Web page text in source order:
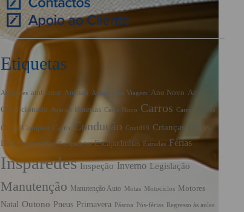
Etiquetas
Acidentes ambiente Animais Animais em Viagem Ano Novo Ar
Condicionado
Avarias Baterias Carro Novo Carros Carros usados
Chuva Comprar Carro Condução Covid19 Crianças Dicas
Dicas Insparedes Escapadelas Escapadinhas Estradas Férias
Insparedes Inspeção Inverno Legislação
Manutenção Manutenção Auto Motas Motociclos Motores
Natal Outono Pneus Primavera Páscoa Pós-férias Regresso às aulas